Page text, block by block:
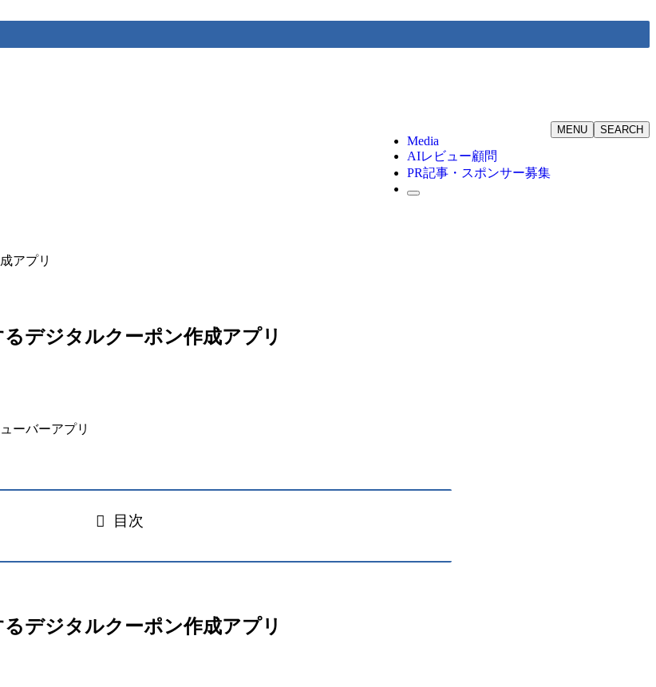
Media
AIレビュー顧問
PR記事・スポンサー募集
SEARCH
MENU
アプリ
デジタルクーポン作成アプリ
目次
デジタルクーポン作成アプリ